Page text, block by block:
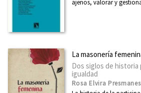
ajenos, valorar y
La masonería
Dos siglos de historia
igualdad
Rosa Elvira